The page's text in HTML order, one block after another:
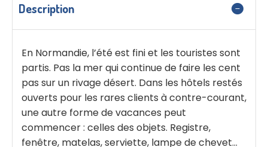
Description
En Normandie, l’été est fini et les touristes sont
partis. Pas la mer qui continue de faire les cent
pas sur un rivage désert. Dans les hôtels restés
ouverts pour les rares clients à contre-courant,
une autre forme de vacances peut
commencer : celles des objets. Registre,
fenêtre, matelas, serviette, lampe de chevet…